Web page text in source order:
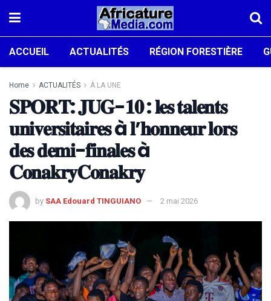
ACCUEIL ACTUALITÉS RÉGION FORESTIÈRE
Home ACTUALITÉS À LA UNE
𝐒𝐏𝐎𝐑𝐓: 𝐉𝐔𝐆-𝟏𝟎 : 𝐥𝐞𝐬 𝐭𝐚𝐥𝐞𝐧𝐭𝐬
𝐮𝐧𝐢𝐯𝐞𝐫𝐬𝐢𝐭𝐚𝐢𝐫𝐞𝐬 à 𝐥’𝐡𝐨𝐧𝐧𝐞𝐮𝐫 𝐥𝐨𝐫𝐬
𝐝𝐞𝐬 𝐝𝐞𝐦𝐢-𝐟𝐢𝐧𝐚𝐥𝐞𝐬 à
𝐂𝐨𝐧𝐚𝐤𝐫𝐲𝐂𝐨𝐧𝐚𝐤𝐫𝐲
by SAA Edouard TINGUIANO 2 mai 2026